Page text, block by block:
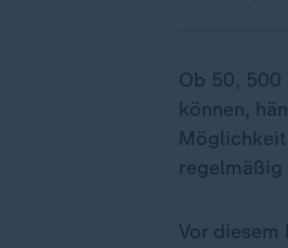
Ob 50, 500
können,
Vor